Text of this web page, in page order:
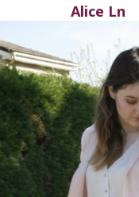
Alice Ln